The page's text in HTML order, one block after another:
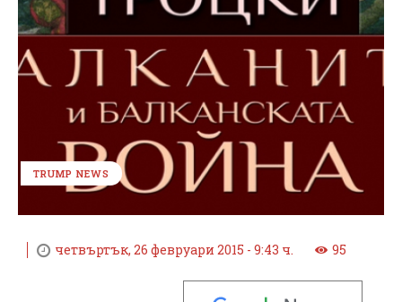
TRUMP NEWS
четвъртък, 26 февруари 2015 - 9:43 ч. 95